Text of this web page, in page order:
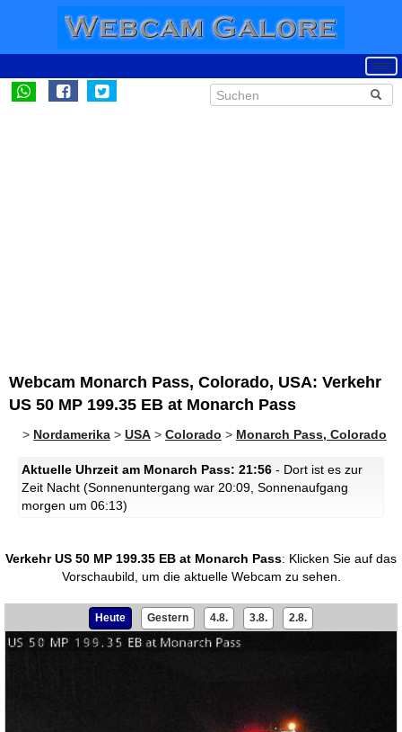
Webcam Monarch Pass, Colorado, USA: Verkehr
US 50 MP 199.35 EB at Monarch Pass
> Nordamerika > USA > Colorado > Monarch Pass, Colorado
Aktuelle Uhrzeit am Monarch Pass: 21:56 - Dort ist es zur
Zeit Nacht (Sonnenuntergang war 20:09, Sonnenaufgang
morgen um 06:13)
Verkehr US 50 MP 199.35 EB at Monarch Pass: Klicken Sie auf das
Vorschaubild, um die aktuelle Webcam zu sehen.
Heute Gestern 4.8. 3.8. 2.8.